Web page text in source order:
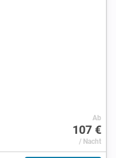
Ab
107 €
/ Nacht